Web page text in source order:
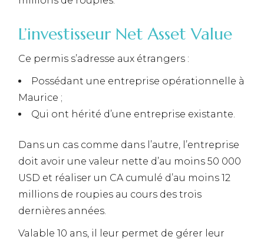
L’investisseur Net Asset Value
Ce permis s’adresse aux étrangers :
Possédant une entreprise opérationnelle à
Maurice ;
Qui ont hérité d’une entreprise existante.
Dans un cas comme dans l’autre, l’entreprise
doit avoir une valeur nette d’au moins 50 000
USD et réaliser un CA cumulé d’au moins 12
millions de roupies au cours des trois
dernières années.
Valable 10 ans, il leur permet de gérer leur